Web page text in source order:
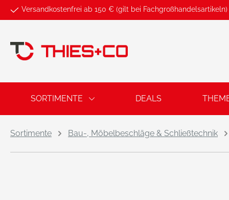
Zur Hauptnavigation springen
Versandkostenfrei ab 150 € (gilt bei Fachgroßhandelsartikeln)
SORTIMENTE DEALS
Sortimente Bau-, Möbelbeschläge & Schließtechnik